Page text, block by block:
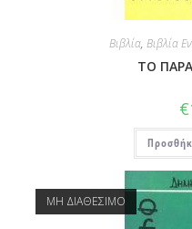
Βιβλία, Βιβλία
ΤΟ
€
ΜΗ ΔΙΑΘΕΣΙΜΟ